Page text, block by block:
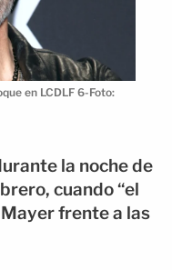
en LCDLF 6-Foto:
la noche de
cuando “el
frente a las